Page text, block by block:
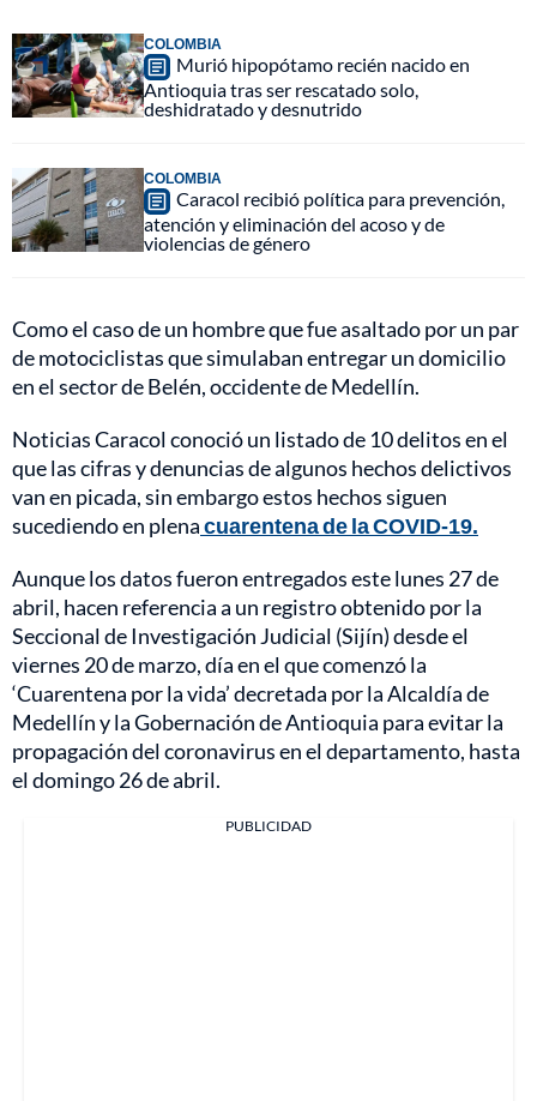
COLOMBIA
Murió hipopótamo recién nacido en
Antioquia tras ser rescatado solo,
deshidratado y desnutrido
COLOMBIA
Caracol recibió política para prevención,
atención y eliminación del acoso y de
violencias de género
Como el caso de un hombre que fue asaltado por un par
de motociclistas que simulaban entregar un domicilio
en el sector de Belén, occidente de Medellín.
Noticias Caracol conoció un listado de 10 delitos en el
que las cifras y denuncias de algunos hechos delictivos
van en picada, sin embargo estos hechos siguen
sucediendo en plenacuarentena de la COVID-19.
Aunque los datos fueron entregados este lunes 27 de
abril, hacen referencia a un registro obtenido por la
Seccional de Investigación Judicial (Sijín) desde el
viernes 20 de marzo, día en el que comenzó la
‘Cuarentena por la vida’ decretada por la Alcaldía de
Medellín y la Gobernación de Antioquia para evitar la
propagación del coronavirus en el departamento, hasta
el domingo 26 de abril.
PUBLICIDAD